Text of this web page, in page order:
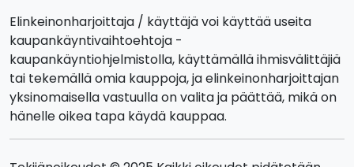
Elinkeinonharjoittaja / käyttäjä voi käyttää useita
kaupankäyntivaihtoehtoja -
kaupankäyntiohjelmistolla, käyttämällä ihmisvälittäjiä
tai tekemällä omia kauppoja, ja elinkeinonharjoittajan
yksinomaisella vastuulla on valita ja päättää, mikä on
hänelle oikea tapa käydä kauppaa.